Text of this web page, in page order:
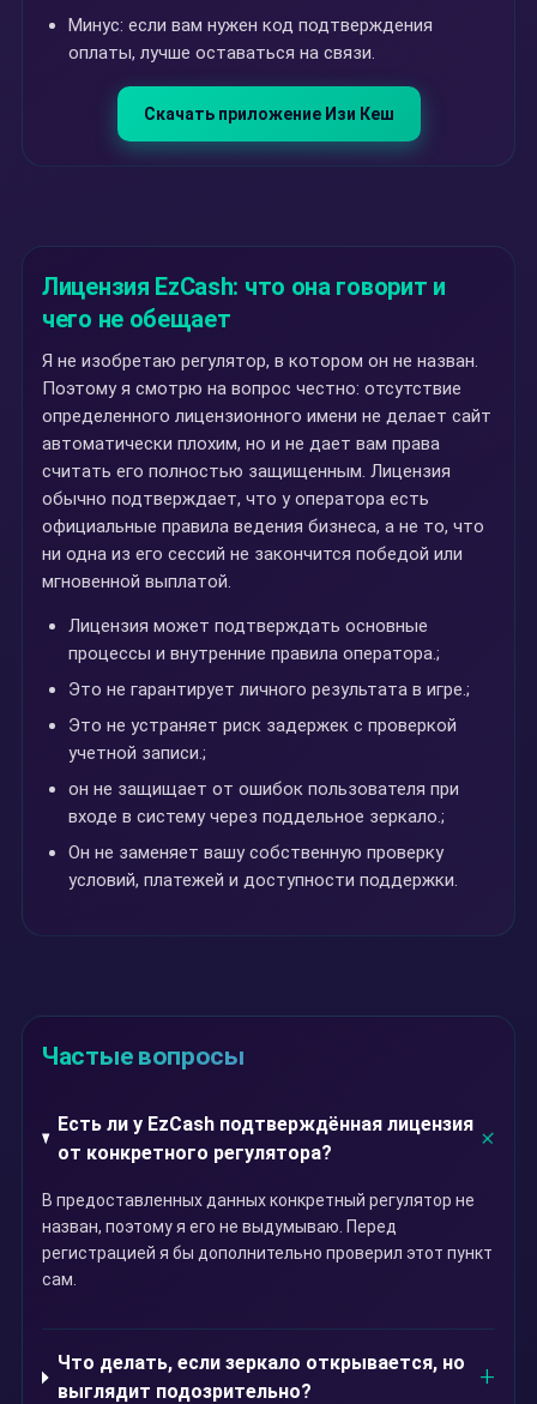
Минус: если вам нужен код подтверждения
оплаты, лучше оставаться на связи.
Скачать приложение Изи Кеш
Лицензия EzCash: что она говорит и
чего не обещает
Я не изобретаю регулятор, в котором он не назван.
Поэтому я смотрю на вопрос честно: отсутствие
определенного лицензионного имени не делает сайт
автоматически плохим, но и не дает вам права
считать его полностью защищенным. Лицензия
обычно подтверждает, что у оператора есть
официальные правила ведения бизнеса, а не то, что
ни одна из его сессий не закончится победой или
мгновенной выплатой.
Лицензия может подтверждать основные
процессы и внутренние правила оператора.;
Это не гарантирует личного результата в игре.;
Это не устраняет риск задержек с проверкой
учетной записи.;
он не защищает от ошибок пользователя при
входе в систему через поддельное зеркало.;
Он не заменяет вашу собственную проверку
условий, платежей и доступности поддержки.
Частые вопросы
Есть ли у EzCash подтверждённая лицензия
от конкретного регулятора?
В предоставленных данных конкретный регулятор не
назван, поэтому я его не выдумываю. Перед
регистрацией я бы дополнительно проверил этот пункт
сам.
Что делать, если зеркало открывается, но
выглядит подозрительно?